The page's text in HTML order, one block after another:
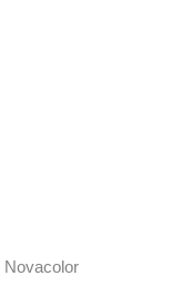
Novacolor